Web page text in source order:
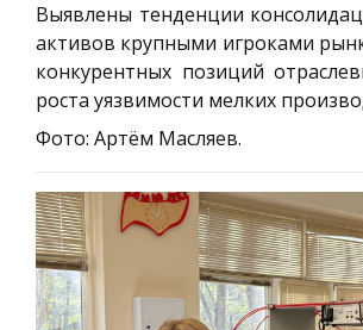
Выявлены тенденции
активов крупными игроками
конкурентных позиций
роста уязвимости мелких
Фото: Артём Масляев.